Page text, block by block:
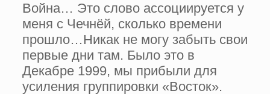
Война… Это слово ассоциируется у
меня с Чечнёй, сколько времени
прошло…Никак не могу забыть свои
первые дни там. Было это в
Декабре 1999, мы прибыли для
усиления группировки «Восток».